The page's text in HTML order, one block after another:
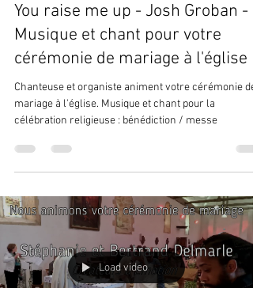
You raise me up - Josh Groban -
Musique et chant pour votre
cérémonie de mariage à l'église
Chanteuse et organiste animent votre cérémonie de
mariage à l'église. Musique et chant pour la
célébration religieuse : bénédiction / messe
Load video